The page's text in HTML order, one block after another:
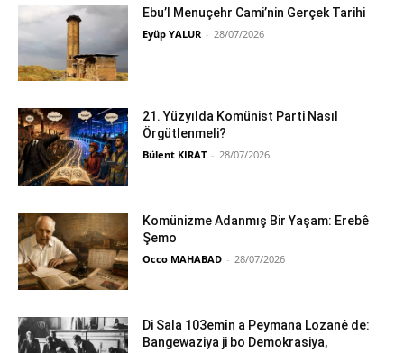
Ebu’l Menuçehr Cami’nin Gerçek Tarihi
Eyüp YALUR - 28/07/2026
21. Yüzyılda Komünist Parti Nasıl
Örgütlenmeli?
Bülent KIRAT - 28/07/2026
Komünizme Adanmış Bir Yaşam: Erebê
Şemo
Occo MAHABAD - 28/07/2026
Di Sala 103emîn a Peymana Lozanê de:
Bangewaziya ji bo Demokrasiya,